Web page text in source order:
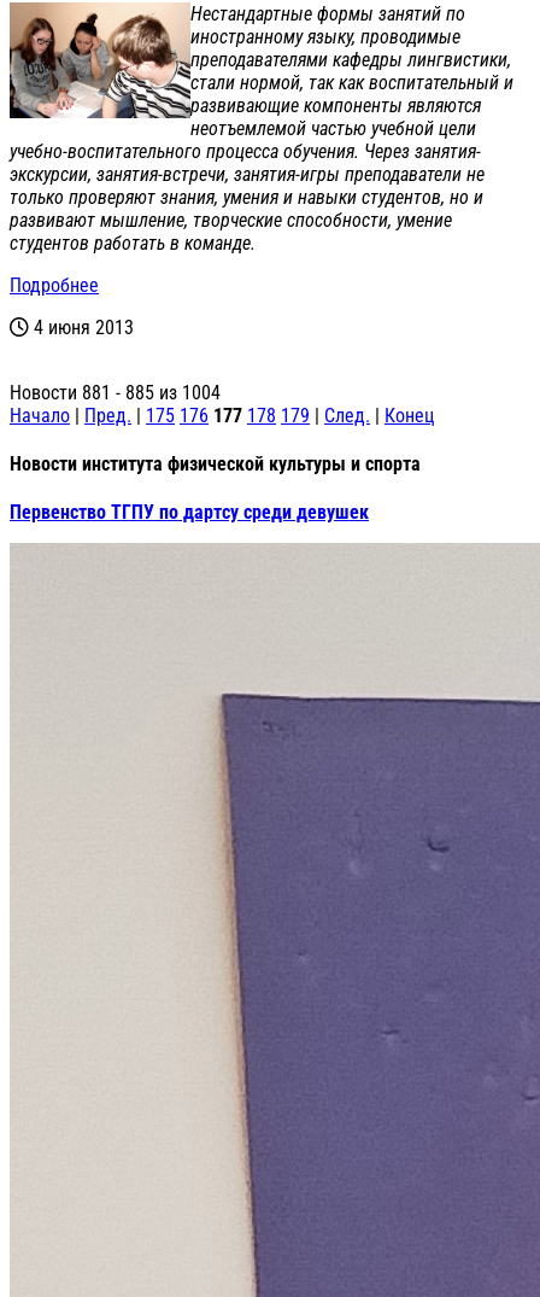
Нестандартные формы занятий по
иностранному языку, проводимые
преподавателями кафедры лингвистики,
стали нормой, так как воспитательный и
развивающие компоненты являются
неотъемлемой частью учебной цели
учебно-воспитательного процесса обучения. Через занятия-
экскурсии, занятия-встречи, занятия-игры преподаватели не
только проверяют знания, умения и навыки студентов, но и
развивают мышление, творческие способности, умение
студентов работать в команде.
Подробнее
4 июня 2013
Новости 881 - 885 из 1004
Начало | Пред. | 175 176 177 178 179 | След. | Конец
Новости института физической культуры и спорта
Первенство ТГПУ по дартсу среди девушек